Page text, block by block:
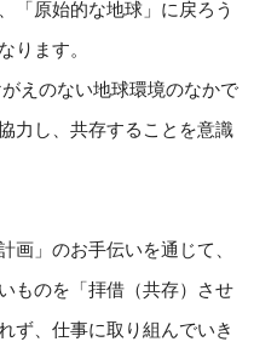
「原始的な地球」に戻ろう
ります。
えのない地球環境のなかで
力し、共存することを意識
画」のお手伝いを通じて、
ものを「拝借（共存）させ
ず、仕事に取り組んでいき